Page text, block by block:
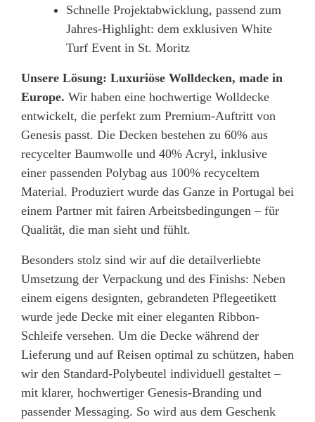
Schnelle Projektabwicklung, passend zum
Jahres-Highlight: dem exklusiven White
Turf Event in St. Moritz
Unsere Lösung: Luxuriöse Wolldecken, made in
Europe. Wir haben eine hochwertige Wolldecke
entwickelt, die perfekt zum Premium-Auftritt von
Genesis passt. Die Decken bestehen zu 60% aus
recycelter Baumwolle und 40% Acryl, inklusive
einer passenden Polybag aus 100% recyceltem
Material. Produziert wurde das Ganze in Portugal bei
einem Partner mit fairen Arbeitsbedingungen – für
Qualität, die man sieht und fühlt.
Besonders stolz sind wir auf die detailverliebte
Umsetzung der Verpackung und des Finishs: Neben
einem eigens designten, gebrandeten Pflegeetikett
wurde jede Decke mit einer eleganten Ribbon-
Schleife versehen. Um die Decke während der
Lieferung und auf Reisen optimal zu schützen, haben
wir den Standard-Polybeutel individuell gestaltet –
mit klarer, hochwertiger Genesis-Branding und
passender Messaging. So wird aus dem Geschenk